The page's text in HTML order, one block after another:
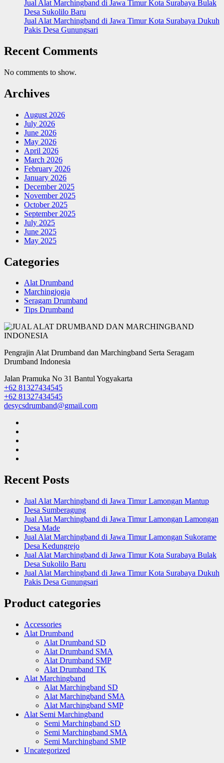
Jual Alat Marchingband di Jawa Timur Kota Surabaya Bulak
Desa Sukolilo Baru
Jual Alat Marchingband di Jawa Timur Kota Surabaya Dukuh
Pakis Desa Gunungsari
Recent Comments
No comments to show.
Archives
August 2026
July 2026
June 2026
May 2026
April 2026
March 2026
February 2026
January 2026
December 2025
November 2025
October 2025
September 2025
July 2025
June 2025
May 2025
Categories
Alat Drumband
Marchingjogja
Seragam Drumband
Tips Drumband
Pengrajin Alat Drumband dan Marchingband Serta Seragam
Drumband Indonesia
Jalan Pramuka No 31 Bantul Yogyakarta
+62 81327434545
+62 81327434545
desycsdrumband@gmail.com
Recent Posts
Jual Alat Marchingband di Jawa Timur Lamongan Mantup
Desa Sumberagung
Jual Alat Marchingband di Jawa Timur Lamongan Lamongan
Desa Made
Jual Alat Marchingband di Jawa Timur Lamongan Sukorame
Desa Kedungrejo
Jual Alat Marchingband di Jawa Timur Kota Surabaya Bulak
Desa Sukolilo Baru
Jual Alat Marchingband di Jawa Timur Kota Surabaya Dukuh
Pakis Desa Gunungsari
Product categories
Accessories
Alat Drumband
Alat Drumband SD
Alat Drumband SMA
Alat Drumband SMP
Alat Drumband TK
Alat Marchingband
Alat Marchingband SD
Alat Marchingband SMA
Alat Marchingband SMP
Alat Semi Marchingband
Semi Marchingband SD
Semi Marchingband SMA
Semi Marchingband SMP
Uncategorized